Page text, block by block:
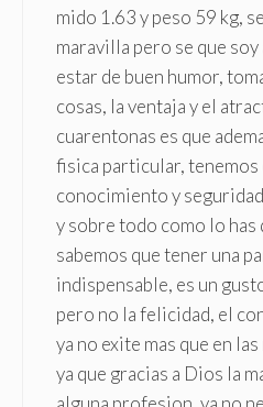
mido 1.63 y peso 59 kg,
maravilla pero se que
estar de buen humor,
cosas, la ventaja y el
cuarentonas es que
fisica particular, tenemos
conocimiento y
y sobre todo como lo has
sabemos que tener una
indispensable, es un
pero no la felicidad, el
ya no exite mas que en
ya que gracias a Dios la